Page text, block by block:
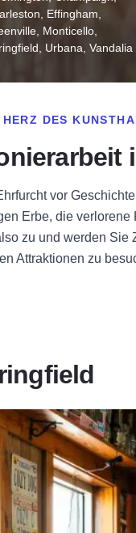
Effingham,
Monticello,
Urbana, Vandalia
HERZ DES
vor
Erbe, die
zu und werden Sie
Attraktionen zu